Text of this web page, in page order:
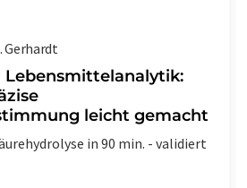
Gerhardt
Lebensmittelanalytik:
leicht gemacht
in 90 min. - validiert